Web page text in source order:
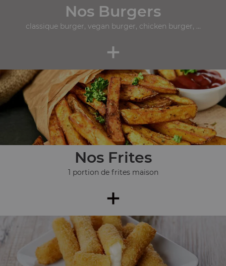
Nos Burgers
classique burger, vegan burger, chicken burger, ...
+
Nos Frites
1 portion de frites maison
+